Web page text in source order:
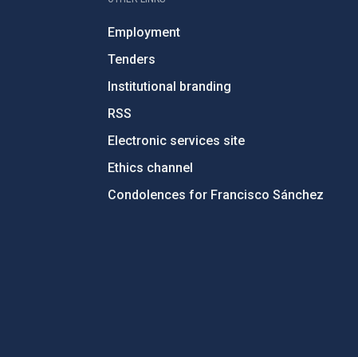
Employment
Tenders
Institutional branding
RSS
Electronic services site
Ethics channel
Condolences for Francisco Sánchez